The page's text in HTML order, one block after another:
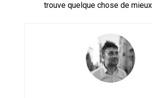
trouve quelque chose de